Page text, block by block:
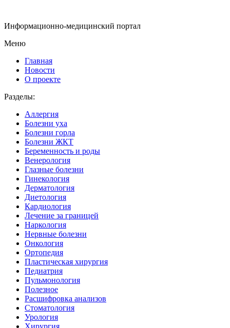
Информационно-медицинский портал
Меню
Главная
Новости
О проекте
Разделы:
Аллергия
Болезни уха
Болезни горла
Болезни ЖКТ
Беременность и роды
Венерология
Глазные болезни
Гинекология
Дерматология
Диетология
Кардиология
Лечение за границей
Наркология
Нервные болезни
Онкология
Ортопедия
Пластическая хирургия
Педиатрия
Пульмонология
Полезное
Расшифровка анализов
Стоматология
Урология
Хирургия